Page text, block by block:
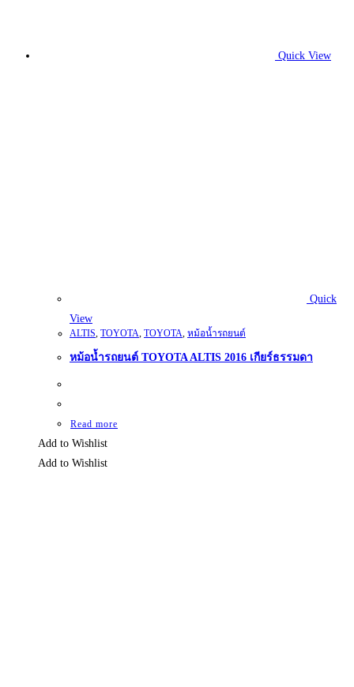
Quick View
Quick
View
ALTIS, TOYOTA, TOYOTA, หม้อน้ำรถยนต์
หม้อน้ำรถยนต์ TOYOTA ALTIS 2016 เกียร์ธรรมดา
Read more
Add to Wishlist
Add to Wishlist